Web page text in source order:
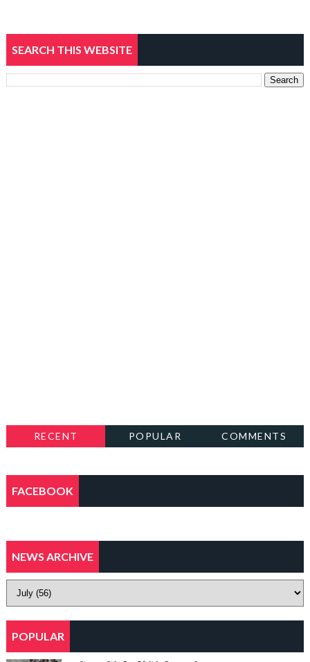
SEARCH THIS WEBSITE
RECENT POPULAR COMMENTS
FACEBOOK
NEWS ARCHIVE
POPULAR